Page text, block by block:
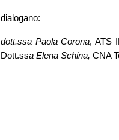
dialogano:
dott.ssa Paola Corona, ATS
Dott.ssa Elena Schina, CNA